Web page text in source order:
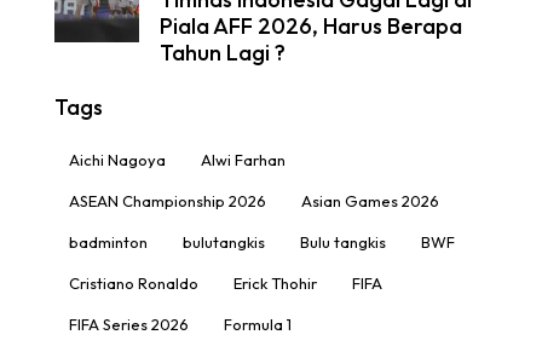
Piala AFF 2026, Harus Berapa
Tahun Lagi ?
Tags
Aichi Nagoya Alwi Farhan
ASEAN Championship 2026 Asian Games 2026
badminton bulutangkis Bulu tangkis BWF
Cristiano Ronaldo Erick Thohir FIFA
FIFA Series 2026 Formula 1